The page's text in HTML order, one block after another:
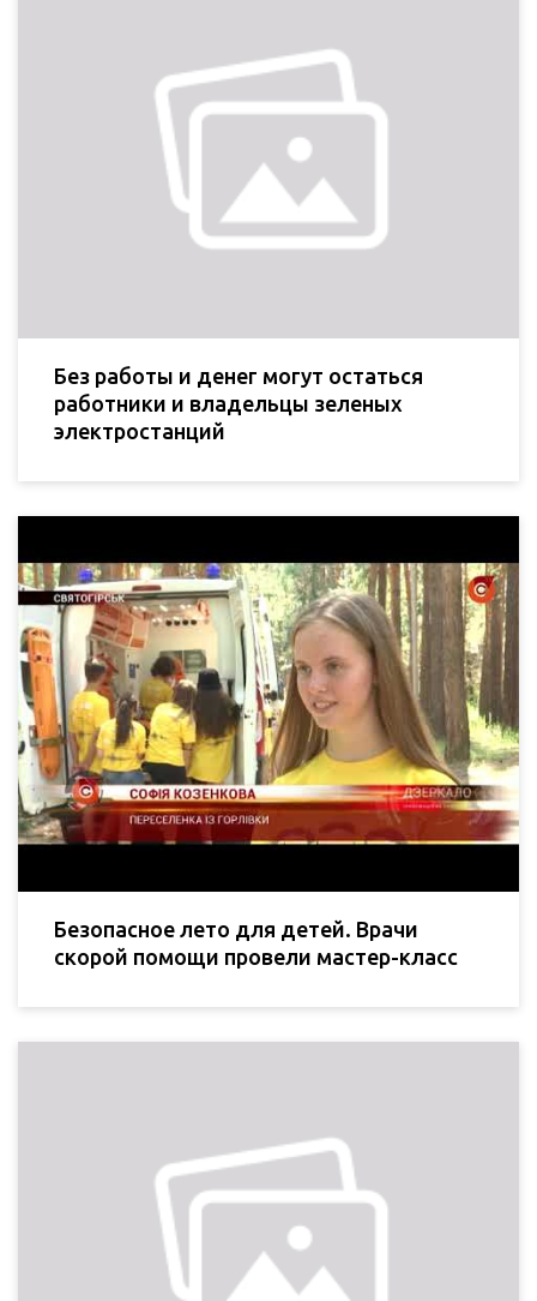
Без работы и денег могут остаться
работники и владельцы зеленых
электростанций
Безопасное лето для детей. Врачи
скорой помощи провели мастер-класс